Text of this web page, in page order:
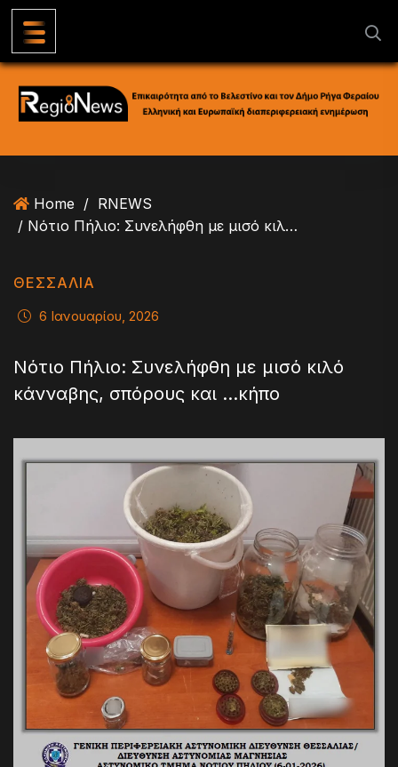
Home / RNEWS
/ Νότιο Πήλιο: Συνελήφθη με μισό κιλό κάνναβης, σπόρους και …κήπο
ΘΕΣΣΑΛΙΑ
6 Ιανουαρίου, 2026
Νότιο Πήλιο: Συνελήφθη με μισό κιλό
κάνναβης, σπόρους και …κήπο